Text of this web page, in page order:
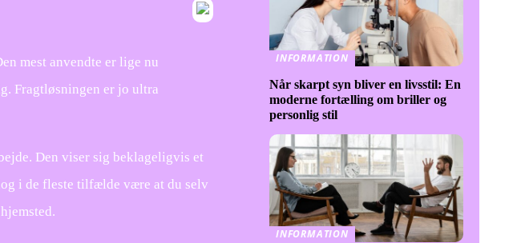
mest anvendte er lige nu
Fragtløsningen er jo ultra
Den viser sig beklageligvis et
i de fleste tilfælde være at du selv
INFORMATION
Når skarpt syn bliver en livsstil: En
moderne fortælling om briller og
personlig stil
INFORMATION